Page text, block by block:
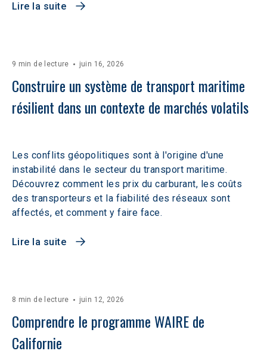
Lire la suite
9 min de lecture juin 16, 2026
Construire un système de transport maritime
résilient dans un contexte de marchés volatils
Les conflits géopolitiques sont à l'origine d'une
instabilité dans le secteur du transport maritime.
Découvrez comment les prix du carburant, les coûts
des transporteurs et la fiabilité des réseaux sont
affectés, et comment y faire face.
Lire la suite
8 min de lecture juin 12, 2026
Comprendre le programme WAIRE de
Californie